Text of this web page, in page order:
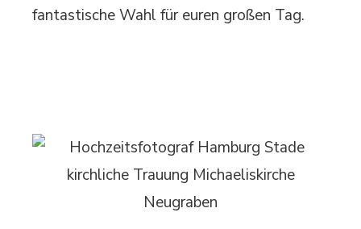
fantastische Wahl für euren großen Tag.